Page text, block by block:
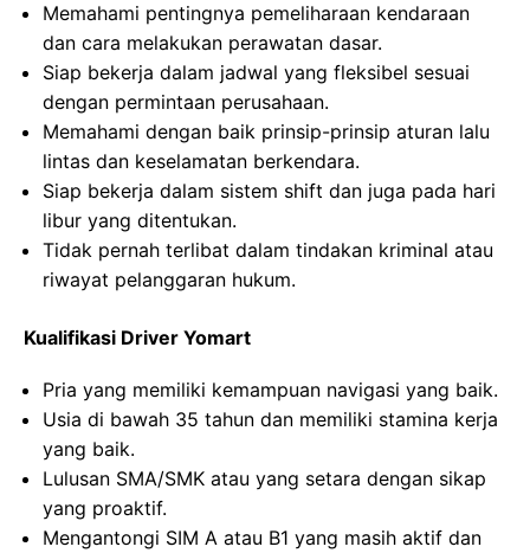
Memahami pentingnya pemeliharaan kendaraan
dan cara melakukan perawatan dasar.
Siap bekerja dalam jadwal yang fleksibel sesuai
dengan permintaan perusahaan.
Memahami dengan baik prinsip-prinsip aturan lalu
lintas dan keselamatan berkendara.
Siap bekerja dalam sistem shift dan juga pada hari
libur yang ditentukan.
Tidak pernah terlibat dalam tindakan kriminal atau
riwayat pelanggaran hukum.
Kualifikasi Driver Yomart
Pria yang memiliki kemampuan navigasi yang baik.
Usia di bawah 35 tahun dan memiliki stamina kerja
yang baik.
Lulusan SMA/SMK atau yang setara dengan sikap
yang proaktif.
Mengantongi SIM A atau B1 yang masih aktif dan